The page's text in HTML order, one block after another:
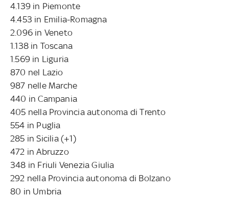
4.139 in Piemonte
4.453 in Emilia-Romagna
2.096 in Veneto
1.138 in Toscana
1.569 in Liguria
870 nel Lazio
987 nelle Marche
440 in Campania
405 nella Provincia autonoma di Trento
554 in Puglia
285 in Sicilia (+1)
472 in Abruzzo
348 in Friuli Venezia Giulia
292 nella Provincia autonoma di Bolzano
80 in Umbria